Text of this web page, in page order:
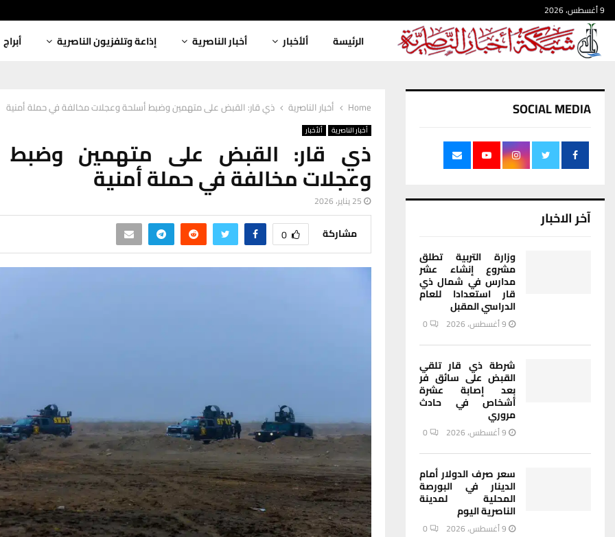
9 أغسطس، 2026
الرئيسة ألأخبار أخبار الناصرية إذاعة وتلفزيون الناصرية أبراج
Home أخبار الناصرية ذي قار: القبض على متهمين وضبط أسلحة وعجلات مخالفة في حملة أمنية
أخبار الناصرية ألأخبار
ذي قار: القبض على متهمين وضبط
وعجلات مخالفة في حملة أمنية
25 يناير، 2026
مشاركة 0
SOCIAL MEDIA
آخر الاخبار
وزارة التربية تطلق
مشروع إنشاء عشر
مدارس في شمال ذي
قار استعدادا للعام
الدراسي المقبل
9 أغسطس، 2026 0
شرطة ذي قار تلقي
القبض على سائق فر
بعد إصابة عشرة
أشخاص في حادث
مروري
9 أغسطس، 2026 0
سعر صرف الدولار أمام
الدينار في البورصة
المحلية لمدينة
الناصرية اليوم
9 أغسطس، 2026 0